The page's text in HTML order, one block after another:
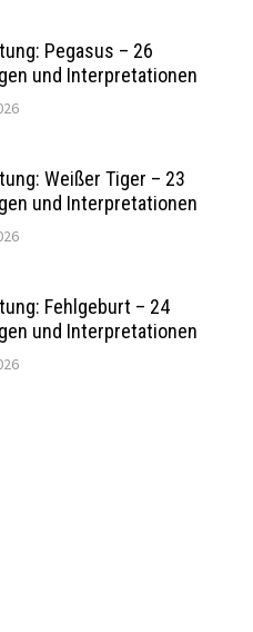
Pegasus – 26
und Interpretationen
Weißer Tiger – 23
und Interpretationen
Fehlgeburt – 24
und Interpretationen